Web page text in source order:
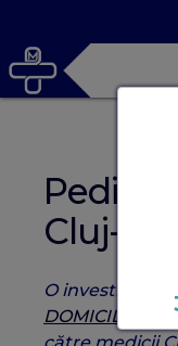
Cluj-
O investigație
DOMICILIU